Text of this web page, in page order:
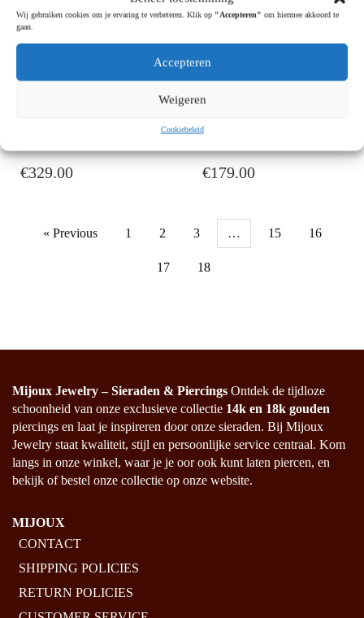
Wij gebruiken cookies om je ervaring te verbeteren. Klik op "Accepteren" om hiermee akkoord te
gaan.
Accepteren
Weigeren
Cookiebeleid
€329.00 €179.00
« Previous 1 2 3 … 15 16
17 18
Mijoux Jewelry – Sieraden & Piercings Ontdek de tijdloze
schoonheid van onze exclusieve collectie 14k en 18k gouden
piercings en laat je inspireren door onze sieraden. Bij Mijoux
Jewelry staat kwaliteit, stijl en persoonlijke service centraal. Kom
langs in onze winkel, waar je je oor ook kunt laten piercen, en
bekijk of bestel onze collectie op onze website.
MIJOUX
CONTACT
SHIPPING POLICIES
RETURN POLICIES